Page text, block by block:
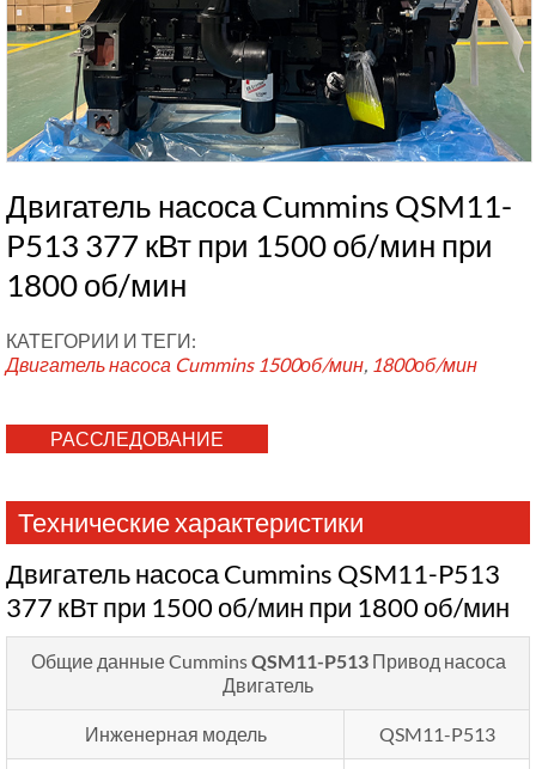
Двигатель насоса Cummins QSM11-
P513 377 кВт при 1500 об/мин при
1800 об/мин
КАТЕГОРИИ И ТЕГИ:
Двигатель насоса Cummins 1500об/мин 1800об/мин
РАССЛЕДОВАНИЕ
Технические характеристики
Двигатель насоса Cummins QSM11-P513
377 кВт при 1500 об/мин при 1800 об/мин
Общие данные CumminsQSM11-P513Привод насоса
Двигатель
Инженерная модель QSM11-P513